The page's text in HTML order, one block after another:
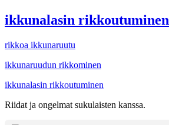
ikkunalasin rikkoutuminen
rikkoa ikkunaruutu
ikkunaruudun rikkominen
ikkunalasin rikkoutuminen
Riidat ja ongelmat sukulaisten kanssa.